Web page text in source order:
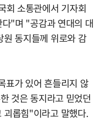
회 소통관에서 기자회
"며 "공감과 연대의 대
동지들께 위로와 감
표가 있어 흔들리지 않
것은 동지라고 믿었던
괴롭힘"이라고 말했다.